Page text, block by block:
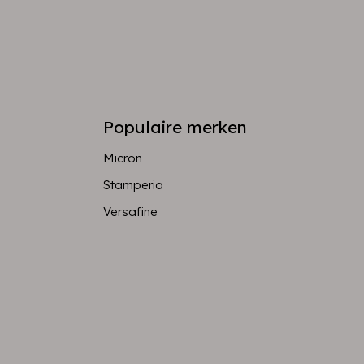
Populaire merken
Micron
Stamperia
Versafine